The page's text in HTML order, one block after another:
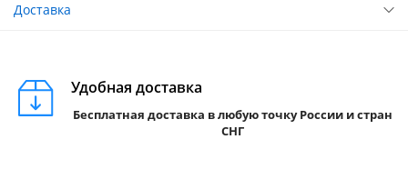
Доставка
Удобная доставка
Бесплатная доставка в любую точку России и стран
СНГ